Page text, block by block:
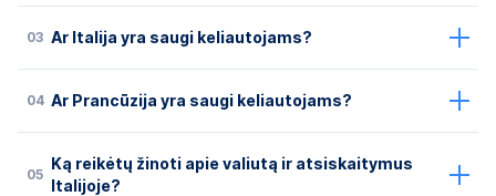
03 Ar Italija yra saugi keliautojams?
04 Ar Prancūzija yra saugi keliautojams?
05
Ką reikėtų žinoti apie valiutą ir atsiskaitymus
Italijoje?